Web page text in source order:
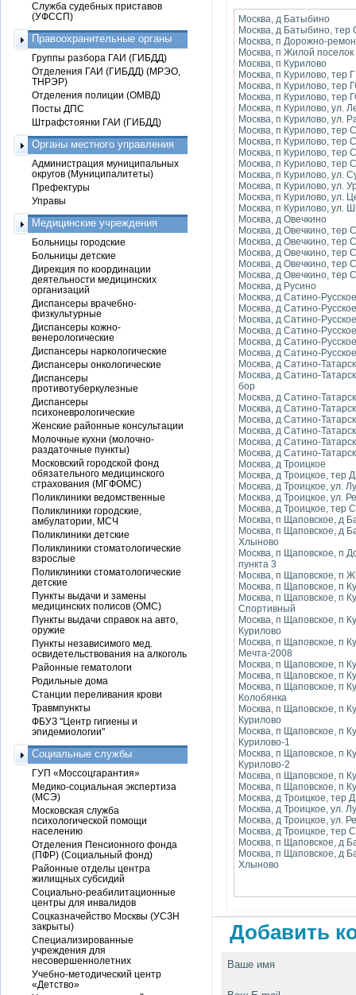
Москва, д Батыбино
Москва, д Батыбино,
Москва, п Дорожно-
Москва, п Жилой поселок
Москва, п Курилово
Москва, п Курилово, тер
Москва, п Курилово, тер
Москва, п Курилово, тер
Москва, п Курилово, ул.
Москва, п Курилово, ул.
Москва, п Курилово, тер
Москва, п Курилово, тер
Москва, п Курилово, тер
Москва, п Курилово, тер
Москва, п Курилово, ул.
Москва, п Курилово, ул.
Москва, п Курилово, ул.
Москва, п Курилово, ул.
Москва, д Овечкино
Москва, д Овечкино, тер
Москва, д Овечкино, тер
Москва, д Овечкино, тер
Москва, д Овечкино,
Москва, д Овечкино, тер
Москва, д Русино
Москва, д Сатино-Русское
Москва, д Сатино-
Москва, д Сатино-
Москва, д Сатино-
Москва, д Сатино-
Москва, д Сатино-
Москва, д Сатино-
Москва, д Сатино-
бор
Москва, д Сатино-
Москва, д Сатино-
Москва, д Сатино-
Москва, д Сатино-
Москва, д Сатино-
Москва, д Сатино-
Москва, д Троицкое
Москва, д Троицкое, тер
Москва, д Троицкое, ул.
Москва, д Троицкое, ул.
Москва, д Троицкое, тер
Москва, п Щаповское, д
Москва, п Щаповское, д
Хлыново
Москва, п Щаповское, п
пункта 3
Москва, п Щаповское, п
Москва, п Щаповское, п
Москва, п Щаповское, п
Спортивный
Москва, п Щаповское, п
Курилово
Москва, п Щаповское, п
Мечта-2008
Москва, п Щаповское, п
Москва, п Щаповское, п
Москва, п Щаповское, п
Колобянка
Москва, п Щаповское, п
Курилово
Москва, п Щаповское, п
Курилово-1
Москва, п Щаповское, п
Курилово-2
Москва, п Щаповское, п
Москва, п Щаповское, п
Москва, д Троицкое, тер
Москва, д Троицкое, ул.
Москва, д Троицкое, ул.
Москва, д Троицкое, тер
Москва, п Щаповское, д
Москва, п Щаповское, д
Хлыново
Добавить
Ваше имя
Служба судебных приставов
(УФССП)
Правоохранительные органы
Группы разбора ГАИ (ГИБДД)
Отделения ГАИ (ГИБДД) (МРЭО,
ТНРЭР)
Отделения полиции (ОМВД)
Посты ДПС
Штрафстоянки ГАИ (ГИБДД)
Органы местного управления
Администрация муниципальных
округов (Муниципалитеты)
Префектуры
Управы
Медицинские учреждения
Больницы городские
Больницы детские
Дирекция по координации
деятельности медицинских
организаций
Диспансеры врачебно-
физкультурные
Диспансеры кожно-
венерологические
Диспансеры наркологические
Диспансеры онкологические
Диспансеры
противотуберкулезные
Диспансеры
психоневрологические
Женские районные консультации
Молочные кухни (молочно-
раздаточные пункты)
Московский городской фонд
обязательного медицинского
страхования (МГФОМС)
Поликлиники ведомственные
Поликлиники городские,
амбулатории, МСЧ
Поликлиники детские
Поликлиники стоматологические
взрослые
Поликлиники стоматологические
детские
Пункты выдачи и замены
медицинских полисов (ОМС)
Пункты выдачи справок на авто,
оружие
Пункты независимого мед.
освидетельствования на алкоголь
Районные гематологи
Родильные дома
Станции переливания крови
Травмпункты
ФБУЗ "Центр гигиены и
эпидемиологии"
Социальные службы
ГУП «Моссоцгарантия»
Медико-социальная экспертиза
(МСЭ)
Московская служба
психологической помощи
населению
Отделения Пенсионного фонда
(ПФР) (Социальный фонд)
Районные отделы центра
жилищных субсидий
Социально-реабилитационные
центры для инвалидов
Соцказначейство Москвы (УСЗН
закрыты)
Специализированные
учреждения для
несовершеннолетних
Учебно-методический центр
«Детство»